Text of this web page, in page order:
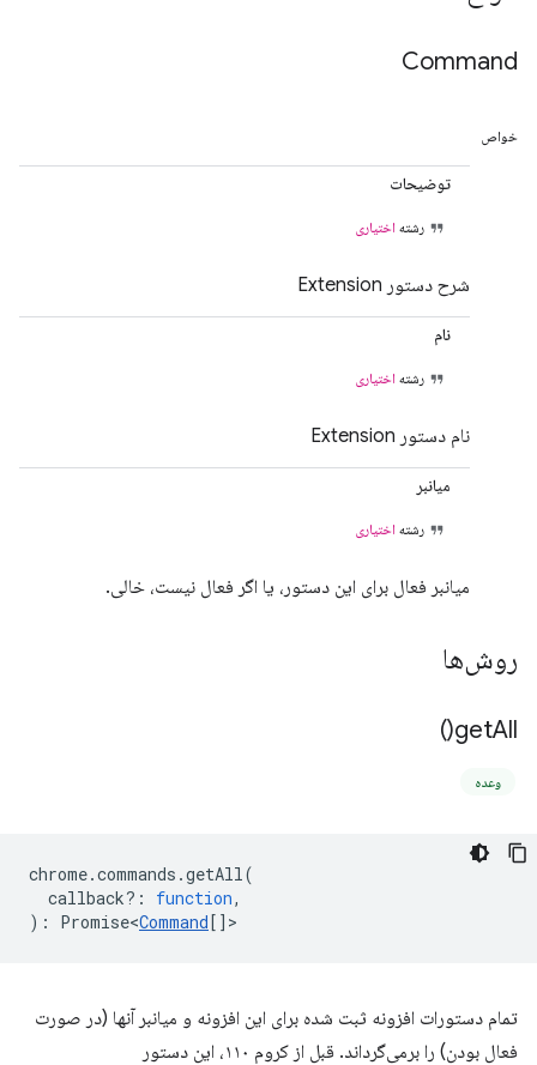
Command
خواص
توضیحات
رشته اختیاری
شرح دستور Extension
نام
رشته اختیاری
نام دستور Extension
میانبر
رشته اختیاری
میانبر فعال برای این دستور، یا اگر فعال نیست، خالی.
روش‌ها
getAll(
)
وعده
chrome.commands .getAll(
callback? : function,
) : Promise<Command[] >
تمام دستورات افزونه ثبت شده برای این افزونه و میانبر آنها (در صورت
فعال بودن) را برمی‌گرداند. قبل از کروم ۱۱۰، این دستور